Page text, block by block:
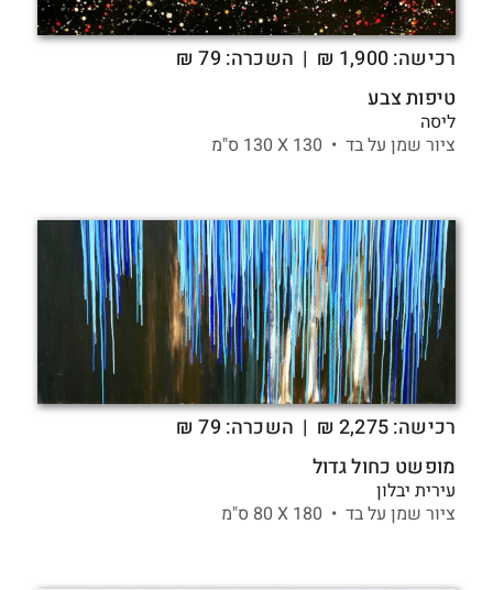
רכישה: ₪ 1,900
| השכרה: 79 ₪
טיפות צבע
ליסה
ציור שמן על בד • 130 X
רכישה: ₪ 2,275
| השכרה: 79 ₪
מופשט כחול גדול
עירית יבלון
ציור שמן על בד • 180 X